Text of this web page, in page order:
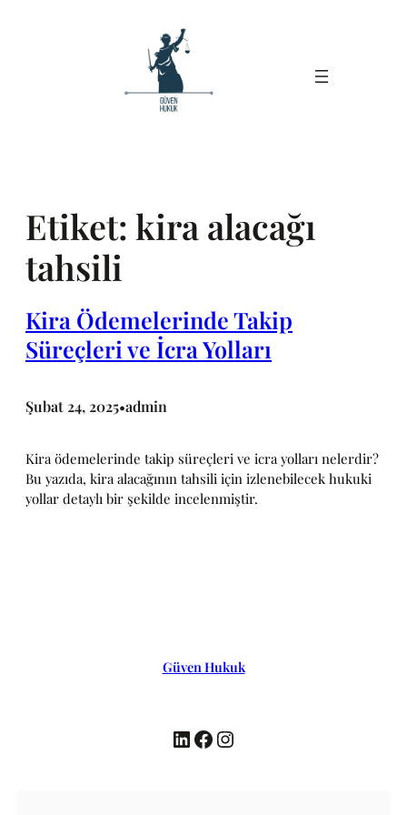
Etiket: kira alacağı
tahsili
Kira Ödemelerinde Takip
Süreçleri ve İcra Yolları
Şubat 24, 2025•admin
Kira ödemelerinde takip süreçleri ve icra yolları nelerdir?
Bu yazıda, kira alacağının tahsili için izlenebilecek hukuki
yollar detaylı bir şekilde incelenmiştir.
Güven Hukuk
LinkedIn Facebook Instagram